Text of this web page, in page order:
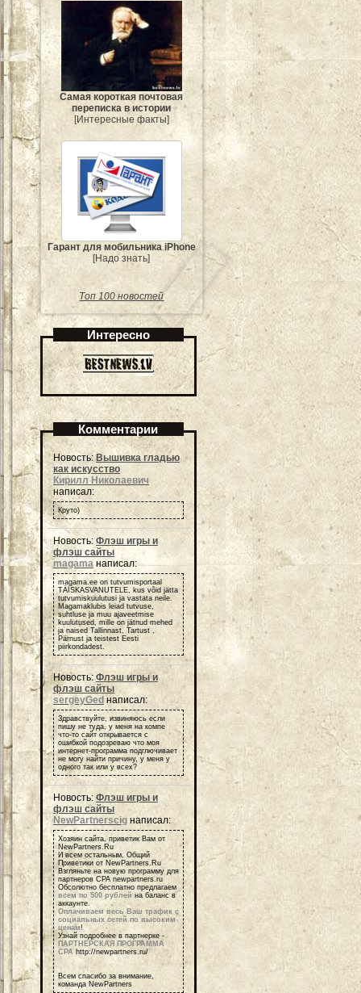
Самая короткая почтовая
переписка в истории
[Интересные факты]
Гарант для мобильника iPhone
[Надо знать]
Топ 100 новостей
Интересно
Комментарии
Новость:Вышивка гладью
как искусство
Кирилл Николаевич
написал:
Круто)
Новость: Флэш игры и
флэш сайты
magamaнаписал:
magama.ee on tutvumisportaal
TÄISKASVANUTELE, kus võid jätta
tutvumiskuulutusi ja vastata neile.
Magamaklubis leiad tutvuse,
suhtluse ja muu ajaveetmise
kuulutused, mille on jätnud mehed
ja naised Tallinnast, Tartust ,
Pärnust ja teistest Eesti
piirkondadest.
Новость:Флэш игры и
флэш сайты
sergeyGedнаписал:
Здравствуйте, извиняюсь если
пишу не туда, у меня на компе
что-то сайт открывается с
ошибкой подозреваю что моя
интернет-программа подглючивает
не могу найти причину, у меня у
одного так или у всех?
Новость: Флэш игры и
флэш сайты
NewPartnerscig написал:
Хозяин сайта, приветик Вам от
NewPartners.Ru
И всем остальным, Общий
Приветики от NewPartners.Ru
Взгляньте на новую программу для
партнеров СРА newpartners.ru
Обсолютно бесплатно предлагаем
всем по 500 рублей на баланс в
аккаунте.
Оплачиваем весь Ваш трафик с
социальных сетей по высоким
ценам!
Узнай подробнее в партнерке -
ПАРТНЕРСКАЯ ПРОГРАММА
СРАhttp://newpartners.ru/
Всем спасибо за внимание,
команда NewPartners